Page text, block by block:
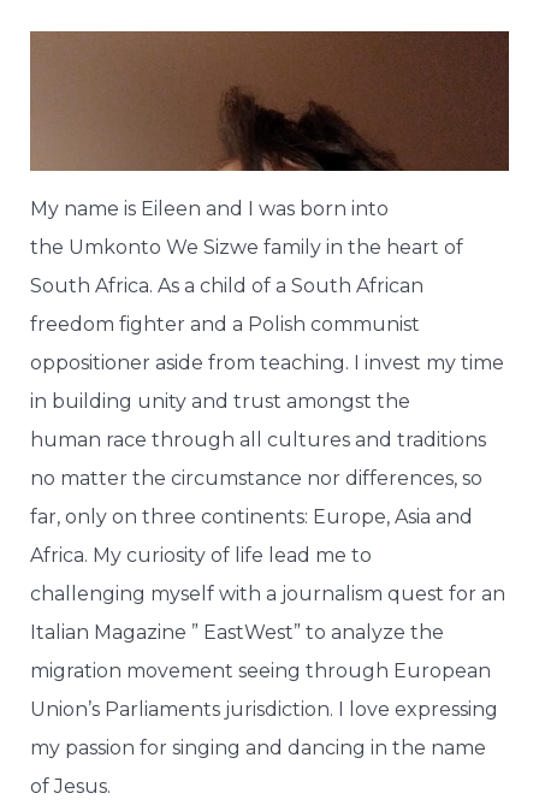
My name is Eileen and I was born into
the Umkonto We Sizwe family in the heart of
South Africa. As a child of a South African
freedom fighter and a Polish communist
oppositioner aside from teaching. I invest my time
in building unity and trust amongst the
human race through all cultures and traditions
no matter the circumstance nor differences, so
far, only on three continents: Europe, Asia and
Africa. My curiosity of life lead me to
challenging myself with a journalism quest for an
Italian Magazine ” EastWest” to analyze the
migration movement seeing through European
Union’s Parliaments jurisdiction. I love expressing
my passion for singing and dancing in the name
of Jesus.